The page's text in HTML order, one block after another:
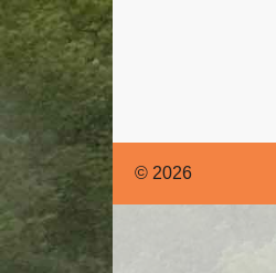
© 2026